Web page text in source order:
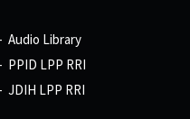
Audio Library
PPID LPP RRI
JDIH LPP RRI